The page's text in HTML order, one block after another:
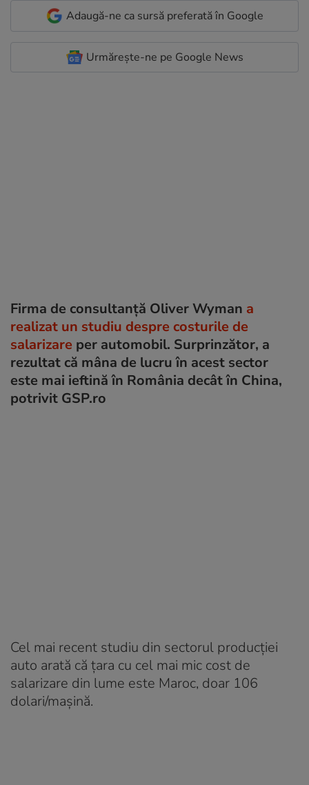
Adaugă-ne ca sursă preferată în Google
Urmărește-ne pe Google News
Firma de consultanță Oliver Wyman a
realizat un studiu despre costurile de
salarizare per automobil. Surprinzător, a
rezultat că mâna de lucru în acest sector
este mai ieftină în România decât în China,
potrivit GSP.ro
Cel mai recent studiu din sectorul producției
auto arată că țara cu cel mai mic cost de
salarizare din lume este Maroc, doar 106
dolari/mașină.